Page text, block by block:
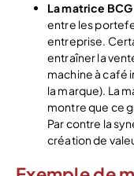
La matrice BCG
entre les
entreprise.
entraîner la
machine à café
la marque). La
montre que ce
Par contre la
création de